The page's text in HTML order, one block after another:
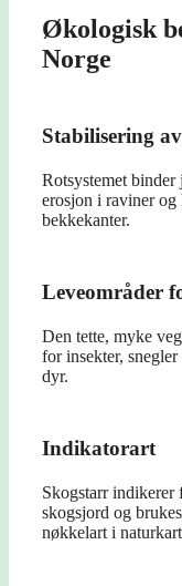
Økologisk
Norge
Stabilisering
Rotsystemet binder
erosjon i raviner og
bekkekanter.
Leveområder
Den tette, myke
for insekter,
dyr.
Indikatorart
Skogstarr
skogsjord og
nøkkelart i